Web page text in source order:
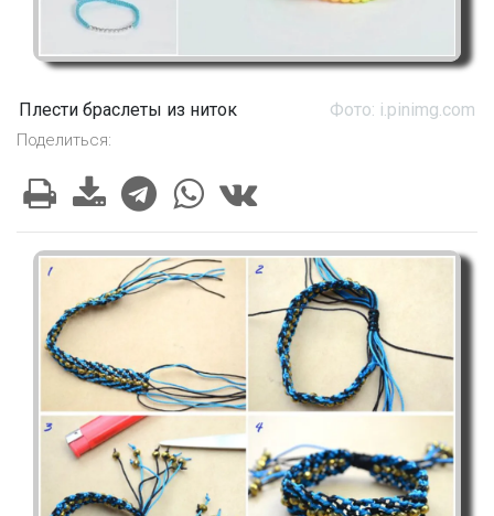
Плести браслеты из ниток Фото: i.pinimg.com
Поделиться: